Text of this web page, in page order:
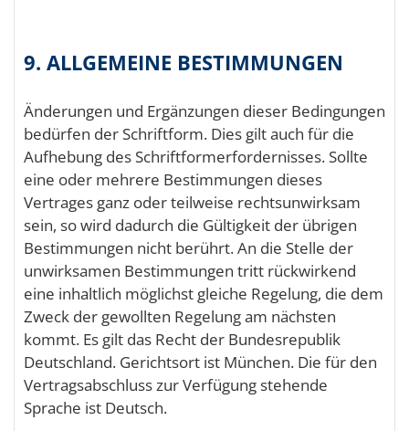
9. ALLGEMEINE BESTIMMUNGEN
Änderungen und Ergänzungen dieser Bedingungen
bedürfen der Schriftform. Dies gilt auch für die
Aufhebung des Schriftformerfordernisses. Sollte
eine oder mehrere Bestimmungen dieses
Vertrages ganz oder teilweise rechtsunwirksam
sein, so wird dadurch die Gültigkeit der übrigen
Bestimmungen nicht berührt. An die Stelle der
unwirksamen Bestimmungen tritt rückwirkend
eine inhaltlich möglichst gleiche Regelung, die dem
Zweck der gewollten Regelung am nächsten
kommt. Es gilt das Recht der Bundesrepublik
Deutschland. Gerichtsort ist München. Die für den
Vertragsabschluss zur Verfügung stehende
Sprache ist Deutsch.